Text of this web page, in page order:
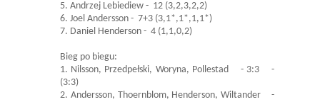
5. Andrzej Lebiediew - 12 (3,2,3,2,2)
6. Joel Andersson - 7+3 (3,1*,1*,1,1*)
7. Daniel Henderson - 4 (1,1,0,2)
Bieg po biegu:
1. Nilsson, Przedpełski, Woryna, Pollestad - 3:3 -
(3:3)
2. Andersson, Thoernblom, Henderson, Wiltander -